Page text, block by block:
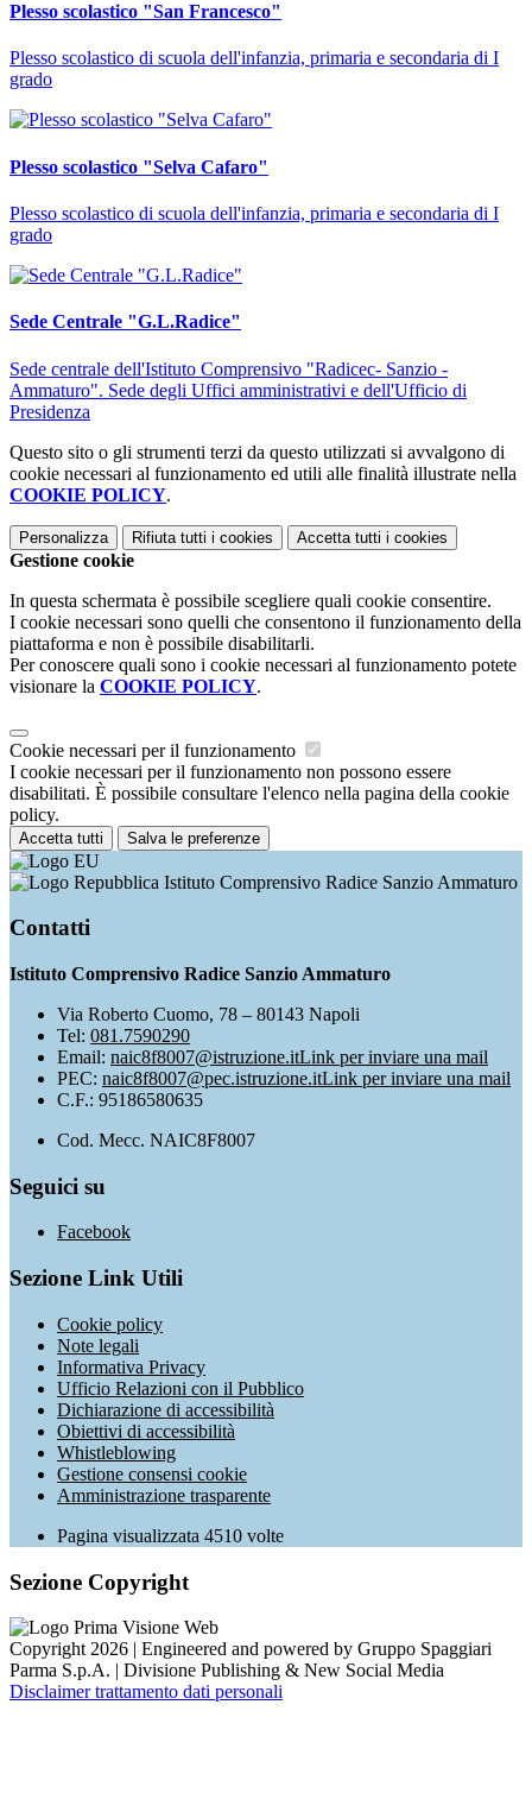
Plesso scolastico "San Francesco"
Plesso scolastico di scuola dell'infanzia, primaria e secondaria di I
grado
Plesso scolastico "Selva Cafaro"
Plesso scolastico di scuola dell'infanzia, primaria e secondaria di I
grado
Sede Centrale "G.L.Radice"
Sede centrale dell'Istituto Comprensivo "Radicec- Sanzio -
Ammaturo". Sede degli Uffici amministrativi e dell'Ufficio di
Presidenza
Questo sito o gli strumenti terzi da questo utilizzati si avvalgono di
cookie necessari al funzionamento ed utili alle finalità illustrate nella
COOKIE POLICY.
Personalizza Rifiuta tutti i cookies Accetta tutti i cookies
Gestione cookie
In questa schermata è possibile scegliere quali cookie consentire.
I cookie necessari sono quelli che consentono il funzionamento della
piattaforma e non è possibile disabilitarli.
Per conoscere quali sono i cookie necessari al funzionamento potete
visionare la COOKIE POLICY.
Cookie necessari per il funzionamento
I cookie necessari per il funzionamento non possono essere
disabilitati. È possibile consultare l'elenco nella pagina della cookie
policy.
Accetta tutti Salva le preferenze
Istituto Comprensivo Radice Sanzio Ammaturo
Contatti
Istituto Comprensivo Radice Sanzio Ammaturo
Via Roberto Cuomo, 78 – 80143 Napoli
Tel: 081.7590290
Email: naic8f8007@istruzione.itLink per inviare una mail
PEC: naic8f8007@pec.istruzione.itLink per inviare una mail
C.F.: 95186580635
Cod. Mecc. NAIC8F8007
Seguici su
Facebook
Sezione Link Utili
Cookie policy
Note legali
Informativa Privacy
Ufficio Relazioni con il Pubblico
Dichiarazione di accessibilità
Obiettivi di accessibilità
Whistleblowing
Gestione consensi cookie
Amministrazione trasparente
Pagina visualizzata 4510 volte
Sezione Copyright
Copyright 2026 | Engineered and powered by Gruppo Spaggiari
Parma S.p.A. | Divisione Publishing & New Social Media
Disclaimer trattamento dati personali